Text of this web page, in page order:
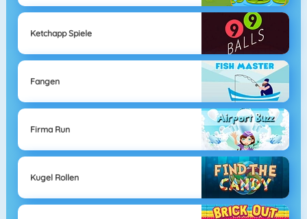
Ketchapp Spiele
Fangen
Firma Run
Kugel Rollen